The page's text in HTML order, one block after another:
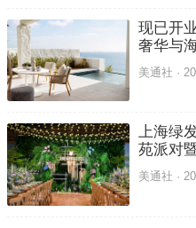
现已开
奢华与
美通社 ·
上海绿
苑派对
美通社 ·